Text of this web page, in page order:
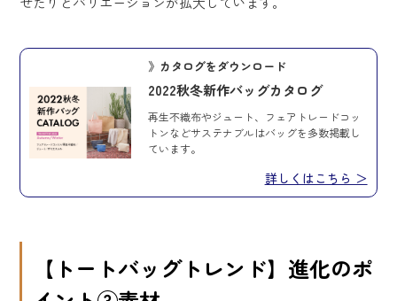
》カタログをダウンロード
2022秋冬新作バッグカタログ
再生不織布やジュート、フェアトレードコッ
トンなどサステナブルはバッグを多数掲載し
ています。
詳しくはこちら ＞
【トートバッグトレンド】進化のポ